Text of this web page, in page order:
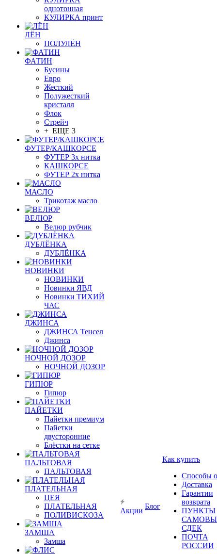
однотонная
КУЛИРКА принт
ЛЁН
ПОЛУЛЁН
ФАТИН
Бусины
Евро
Жесткий
Полужесткий
кристалл
Флок
Стрейч
+ ЕЩЕ 3
ФУТЕР/КАШКОРСЕ
ФУТЕР 3х нитка
КАШКОРСЕ
ФУТЕР 2х нитка
МАСЛО
Трикотаж масло
ВЕЛЮР
Велюр рубчик
ДУБЛЁНКА
ДУБЛЁНКА
НОВИНКИ
НОВИНКИ
Новинки ЯВД
Новинки ТИХИЙ
ЧАС
ДЖИНСА
ДЖИНСА Тенсел
Джинса
НОЧНОЙ ДОЗОР
НОЧНОЙ ДОЗОР
ГИПЮР
Гипюр
ПАЙЕТКИ
Пайетки премиум
Пайетки
двусторонние
Блёстки на сетке
ПАЛЬТОВАЯ
ПАЛЬТОВАЯ
ПЛАТЕЛЬНАЯ
ЦЕЯ
ПЛАТЕЛЬНАЯ
ПОЛИВИСКОЗА
ЗАМША
Замша
Акции
Блог
Как купить
Способы
Доставка
Гарантии
возврата
ПУНКТЫ
СДЕК
ПОЧТА
РОССИИ